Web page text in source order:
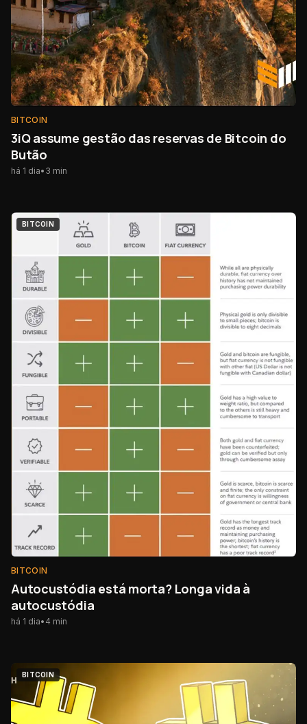
BITCOIN
3iQ assume gestão das reservas de Bitcoin do
Butão
há 1 dia• 3 min
BITCOIN
BITCOIN
Autocustódia está morta? Longa vida à
autocustódia
há 1 dia• 4 min
BITCOIN